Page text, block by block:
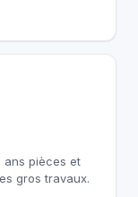
ans pièces et
gros travaux.